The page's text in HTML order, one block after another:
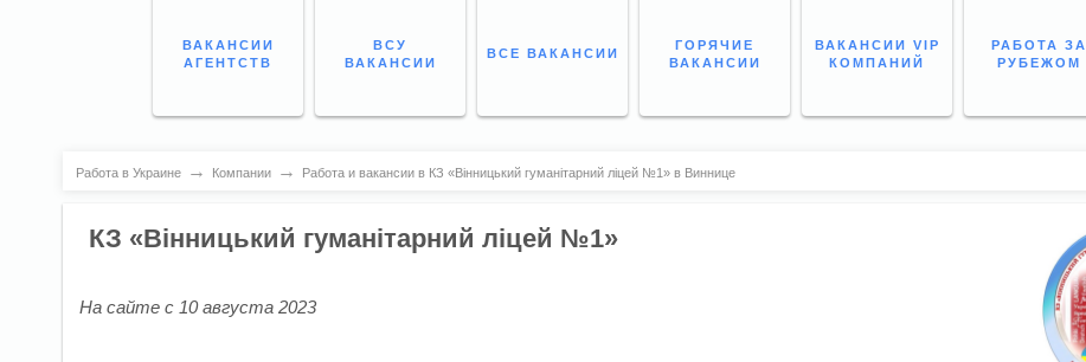
ВАКАНСИИ
АГЕНТСТВ
ВСУ
ВАКАНСИИ
ВСЕ ВАКАНСИИ
ГОРЯЧИЕ
ВАКАНСИИ
ВАКАНСИИ VIP
КОМПАНИЙ
РАБОТА ЗА
РУБЕЖОМ
Работа в Украине → Компании → Работа и вакансии в КЗ «Вінницький гуманітарний ліцей №1» в Виннице
КЗ «Вінницький гуманітарний ліцей №1»
На сайте с 10 августа 2023